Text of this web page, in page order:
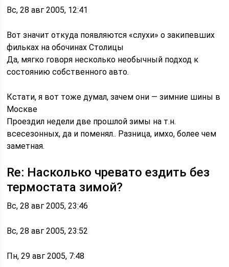
Вс, 28 авг 2005, 12:41
Вот значит откуда появляются «слухи» о закипевших
фильках на обочинах Столицы
Да, мягко говоря несколько необычный подход к
состоянию собственного авто.
Кстати, я вот тоже думал, зачем они — зимние шины в
Москве
Проездил недели две прошлой зимы на т.н.
всесезонных, да и поменял.. Разница, имхо, более чем
заметная.
Re: Насколько чревато ездить без
термостата зимой?
Вс, 28 авг 2005, 23:46
Вс, 28 авг 2005, 23:52
Пн, 29 авг 2005, 7:48